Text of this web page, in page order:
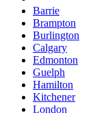
Barrie
Brampton
Burlington
Calgary
Edmonton
Guelph
Hamilton
Kitchener
London